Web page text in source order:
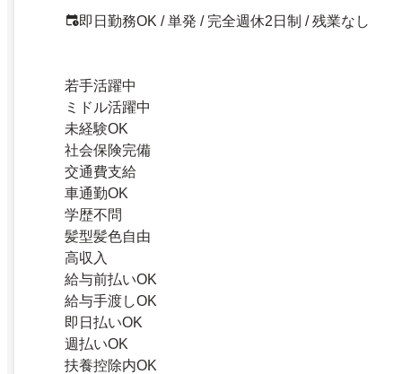
即日勤務OK / 単発 / 完全週休2日制 / 残業なし
若手活躍中
ミドル活躍中
未経験OK
社会保険完備
交通費支給
車通勤OK
学歴不問
髪型髪色自由
高収入
給与前払いOK
給与手渡しOK
即日払いOK
週払いOK
扶養控除内OK